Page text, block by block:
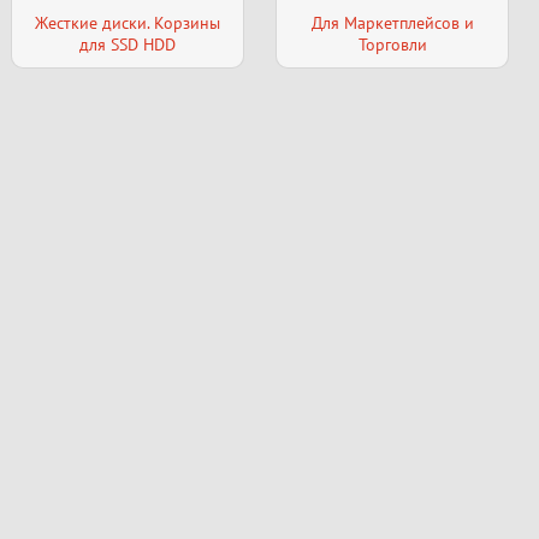
Жесткие диски. Корзины
для SSD HDD
Для Маркетплейсов и
Торговли